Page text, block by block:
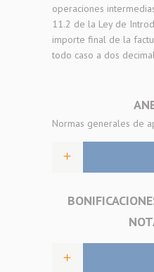
operaciones
11.2 de la Ley de
importe final de la
todo caso a dos
Normas generales de